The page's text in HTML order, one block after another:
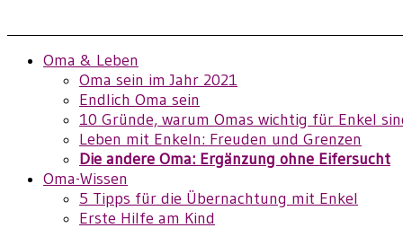
Oma & Leben
Oma sein im Jahr 2021
Endlich Oma sein
10 Gründe, warum Omas wichtig für Enkel
Leben mit Enkeln: Freuden und Grenzen
Die andere Oma: Ergänzung ohne Eifersucht
Oma-Wissen
5 Tipps für die Übernachtung mit Enkel
Erste Hilfe am Kind